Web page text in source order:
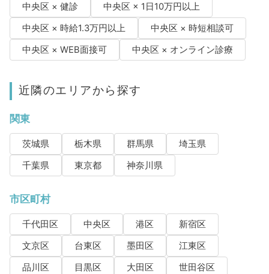
中央区 × 健診
中央区 × 1日10万円以上
中央区 × 時給1.3万円以上
中央区 × 時短相談可
中央区 × WEB面接可
中央区 × オンライン診療
近隣のエリアから探す
関東
茨城県 栃木県 群馬県
埼玉県
千葉県
東京都 神奈川県
市区町村
千代田区 中央区 港区
新宿区
文京区
台東区 墨田区
江東区
品川区
目黒区 大田区
世田谷区